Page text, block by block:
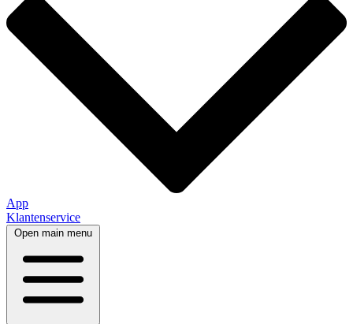
App
Klantenservice
Open main menu